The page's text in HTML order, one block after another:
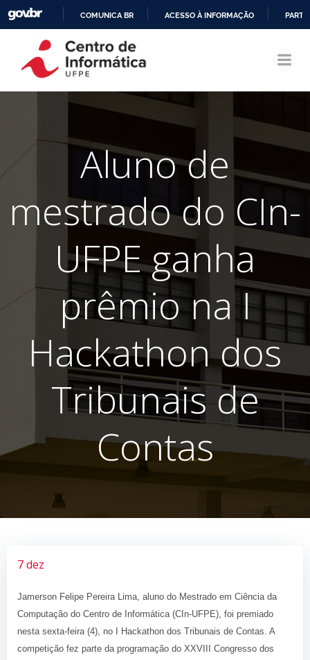
CONTEÚDO
COMUNICA BR ACESSO À INFORMAÇÃO
Aluno de
mestrado do CIn-
UFPE ganha
prêmio na I
Hackathon dos
Tribunais de
Contas
7 dez
Jamerson Felipe Pereira Lima, aluno do Mestrado em Ciência da
Computação do Centro de Informática (CIn-UFPE), foi premiado
nesta sexta-feira (4), no I Hackathon dos Tribunais de Contas. A
competição fez parte da programação do XXVIII Congresso dos